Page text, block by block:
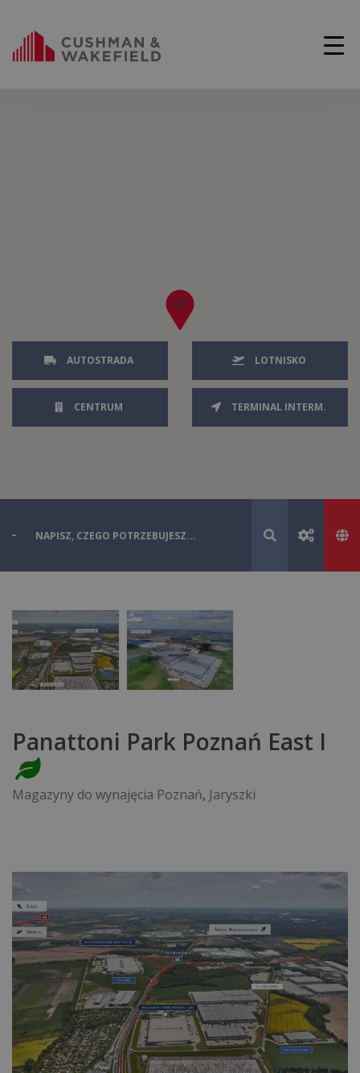
AUTOSTRADA LOTNISKO
CENTRUM TERMINAL INTERM.
Panattoni Park Poznań East I
Magazyny do wynajęcia Poznań, Jaryszki